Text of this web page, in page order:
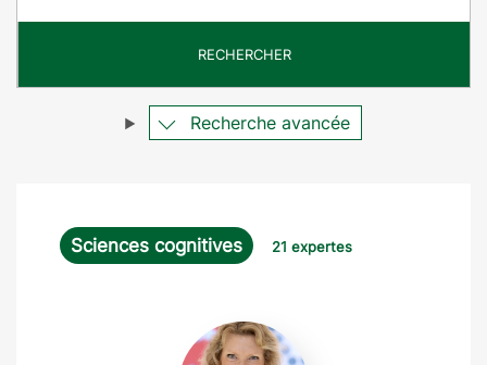
ê
e
RECHERCHER
Recherche avancée
Sciences cognitives 21 expertes
Catherine
Vidal